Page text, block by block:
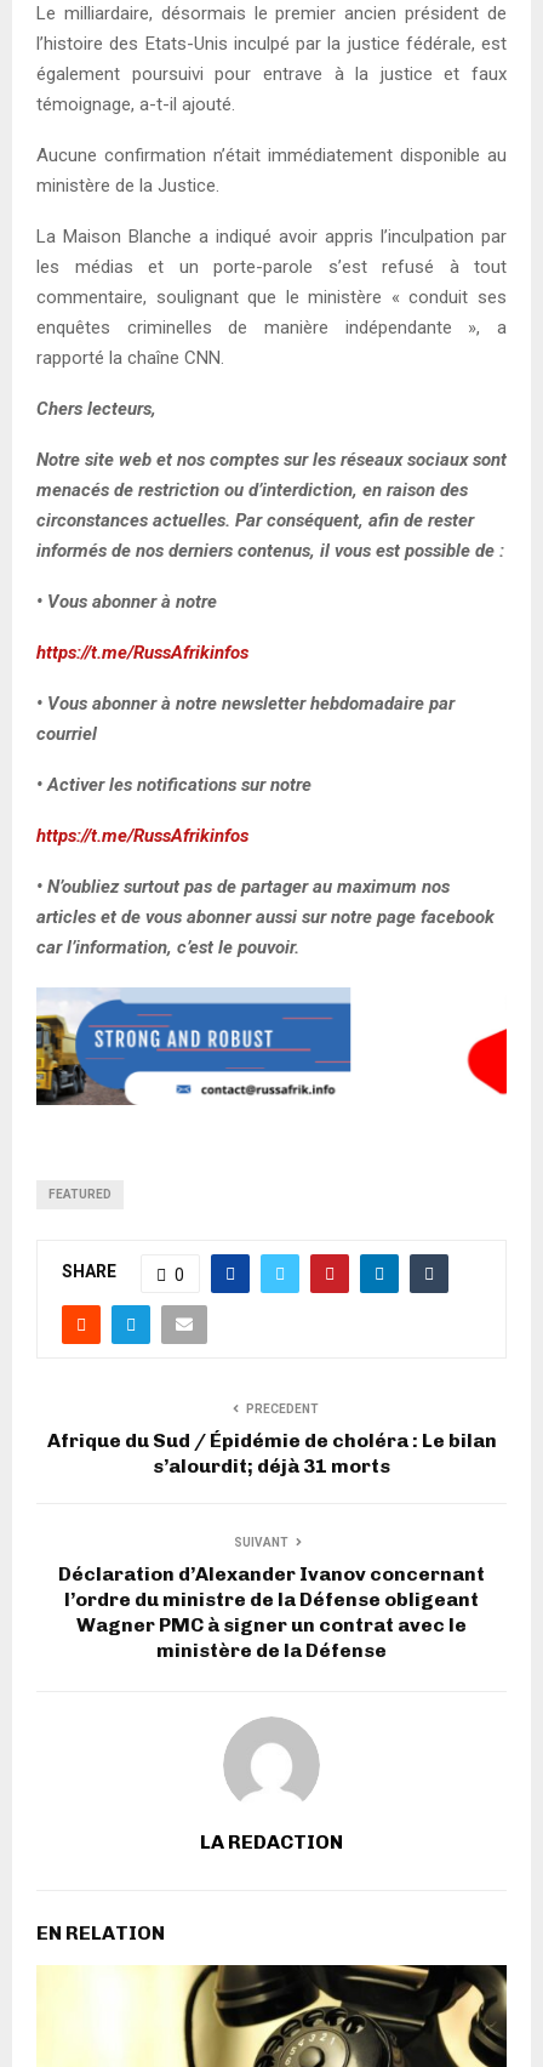
Le milliardaire, désormais le premier ancien président de
l’histoire des Etats-Unis inculpé par la justice fédérale, est
également poursuivi pour entrave à la justice et faux
témoignage, a-t-il ajouté.
Aucune confirmation n’était immédiatement disponible au
ministère de la Justice.
La Maison Blanche a indiqué avoir appris l’inculpation par
les médias et un porte-parole s’est refusé à tout
commentaire, soulignant que le ministère « conduit ses
enquêtes criminelles de manière indépendante », a
rapporté la chaîne CNN.
Chers lecteurs,
Notre site web et nos comptes sur les réseaux sociaux sont
menacés de restriction ou d’interdiction, en raison des
circonstances actuelles. Par conséquent, afin de rester
informés de nos derniers contenus, il vous est possible de :
• Vous abonner à notre
https://t.me/RussAfrikinfos
• Vous abonner à notre newsletter hebdomadaire par
courriel
• Activer les notifications sur notre
https://t.me/RussAfrikinfos
• N’oubliez surtout pas de partager au maximum nos
articles et de vous abonner aussi sur notre page facebook
car l’information, c’est le pouvoir.
FEATURED
SHARE 0
PRECEDENT
Afrique du Sud / Épidémie de choléra : Le bilan
s’alourdit; déjà 31 morts
SUIVANT
Déclaration d’Alexander Ivanov concernant
l’ordre du ministre de la Défense obligeant
Wagner PMC à signer un contrat avec le
ministère de la Défense
LA REDACTION
EN RELATION